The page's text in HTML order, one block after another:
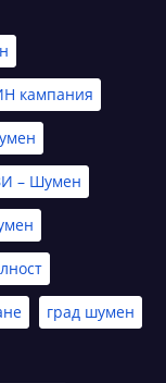
кампания
– Шумен
град шумен